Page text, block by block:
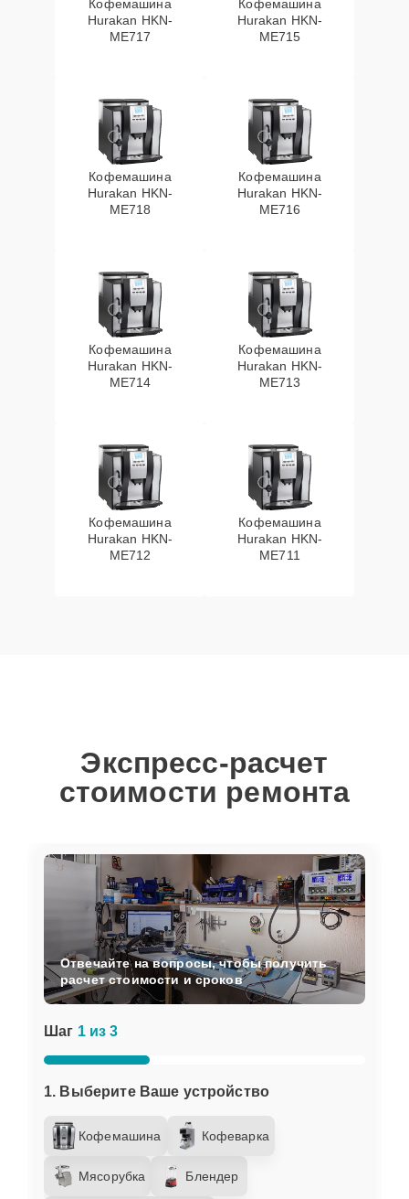
Кофемашина
Hurakan HKN-
ME717
Кофемашина
Hurakan HKN-
ME715
Кофемашина
Hurakan HKN-
ME718
Кофемашина
Hurakan HKN-
ME716
Кофемашина
Hurakan HKN-
ME714
Кофемашина
Hurakan HKN-
ME713
Кофемашина
Hurakan HKN-
ME712
Кофемашина
Hurakan HKN-
ME711
Экспресс-расчет
стоимости ремонта
Шаг 1 из 3
1. Выберите Ваше устройство
Кофемашина Кофеварка
Мясорубка Блендер
Отвечайте на вопросы, чтобы получить
расчет стоимости и сроков